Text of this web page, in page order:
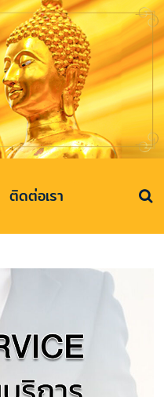
ติดต่อเรา